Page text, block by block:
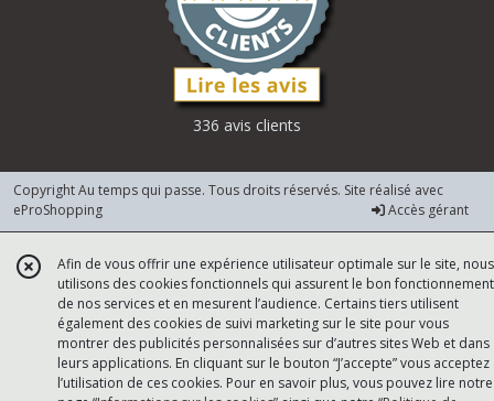
336 avis clients
Copyright Au temps qui passe. Tous droits réservés. Site réalisé avec
eProShopping
Accès gérant
Afin de vous offrir une expérience utilisateur optimale sur le site, nous
utilisons des cookies fonctionnels qui assurent le bon fonctionnement
de nos services et en mesurent l’audience. Certains tiers utilisent
également des cookies de suivi marketing sur le site pour vous
montrer des publicités personnalisées sur d’autres sites Web et dans
leurs applications. En cliquant sur le bouton “J’accepte” vous acceptez
l’utilisation de ces cookies. Pour en savoir plus, vous pouvez lire notre